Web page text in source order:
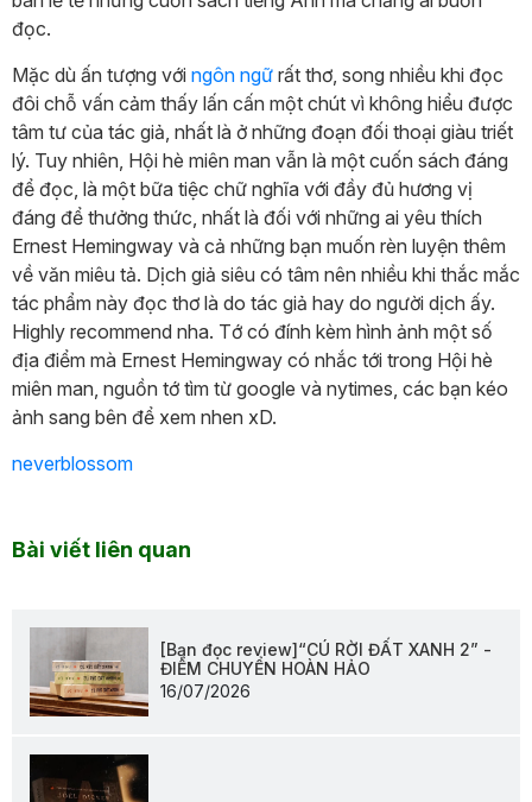
đọc.
Mặc dù ấn tượng với ngôn ngữ rất thơ, song nhiều khi đọc
đôi chỗ vấn cảm thấy lấn cấn một chút vì không hiểu được
tâm tư của tác giả, nhất là ở những đoạn đối thoại giàu triết
lý. Tuy nhiên, Hội hè miên man vẫn là một cuốn sách đáng
để đọc, là một bữa tiệc chữ nghĩa với đầy đủ hương vị
đáng để thưởng thức, nhất là đối với những ai yêu thích
Ernest Hemingway và cả những bạn muốn rèn luyện thêm
về văn miêu tả. Dịch giả siêu có tâm nên nhiều khi thắc mắc
tác phẩm này đọc thơ là do tác giả hay do người dịch ấy.
Highly recommend nha. Tớ có đính kèm hình ảnh một số
địa điểm mà Ernest Hemingway có nhắc tới trong Hội hè
miên man, nguồn tớ tìm từ google và nytimes, các bạn kéo
ảnh sang bên để xem nhen xD.
neverblossom
Bài viết liên quan
[Bạn đọc review]“CÚ RỜI ĐẤT XANH 2” -
ĐIỂM CHUYỂN HOÀN HẢO
16/07/2026